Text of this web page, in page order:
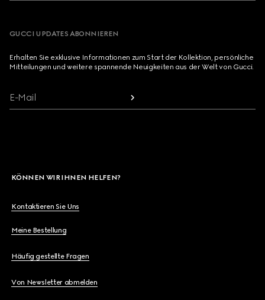
GUCCI UPDATES ABONNIEREN
Erhalten Sie exklusive Informationen zum Start der Kollektion, persönliche
Mitteilungen und weitere spannende Neuigkeiten aus der Welt von Gucci.
E-Mail
KÖNNEN WIR IHNEN HELFEN?
Kontaktieren Sie Uns
Meine Bestellung
Häufig gestellte Fragen
Von Newsletter abmelden